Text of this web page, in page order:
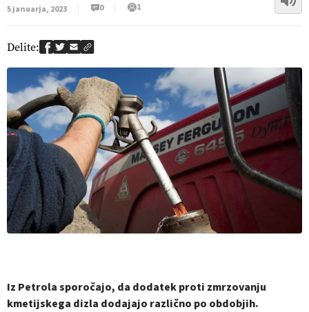
5 januarja, 2023
0 1
Delite:
Iz Petrola sporočajo, da dodatek proti zmrzovanju
kmetijskega dizla dodajajo različno po obdobjih.